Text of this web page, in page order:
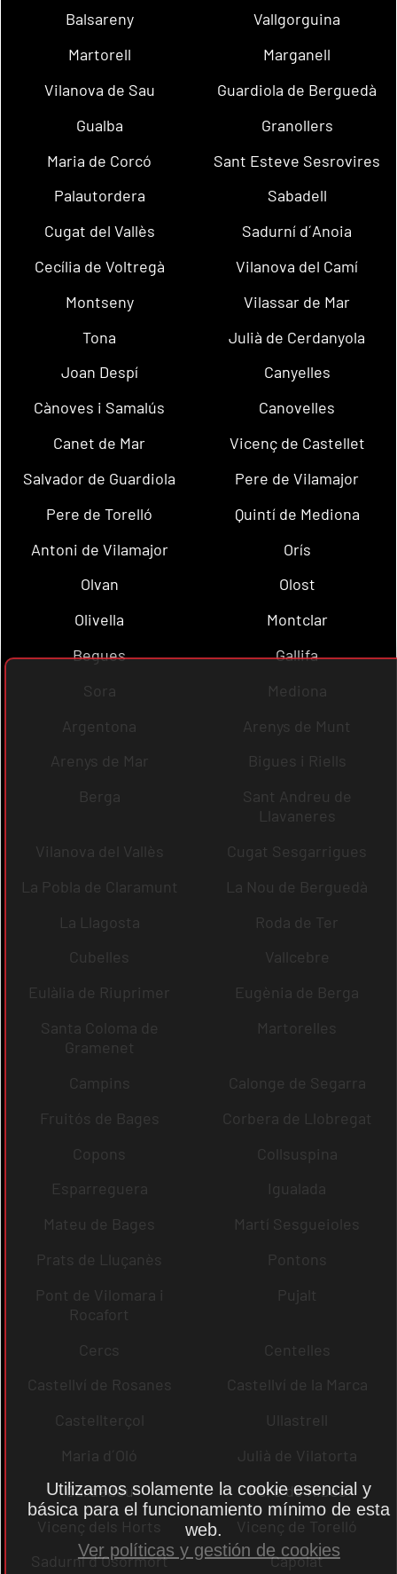
Balsareny
Vallgorguina
Martorell
Marganell
Vilanova de Sau
Guardiola de Berguedà
Gualba
Granollers
Maria de Corcó
Sant Esteve Sesrovires
Palautordera
Sabadell
Cugat del Vallès
Sadurní d´Anoia
Cecília de Voltregà
Vilanova del Camí
Montseny
Vilassar de Mar
Tona
Julià de Cerdanyola
Joan Despí
Canyelles
Cànoves i Samalús
Canovelles
Canet de Mar
Vicenç de Castellet
Salvador de Guardiola
Pere de Vilamajor
Pere de Torelló
Quintí de Mediona
Antoni de Vilamajor
Orís
Olvan
Olost
Olivella
Montclar
Begues
Gallifa
Sora
Mediona
Argentona
Arenys de Munt
Arenys de Mar
Bigues i Riells
Berga
Sant Andreu de
Llavaneres
Vilanova del Vallès
Cugat Sesgarrigues
La Pobla de Claramunt
La Nou de Berguedà
La Llagosta
Roda de Ter
Cubelles
Vallcebre
Eulàlia de Riuprimer
Eugènia de Berga
Santa Coloma de
Gramenet
Martorelles
Campins
Calonge de Segarra
Fruitós de Bages
Corbera de Llobregat
Copons
Collsuspina
Esparreguera
Igualada
Mateu de Bages
Martí Sesgueioles
Prats de Lluçanès
Pontons
Pont de Vilomara i
Rocafort
Pujalt
Cercs
Centelles
Castellví de Rosanes
Castellví de la Marca
Castellterçol
Ullastrell
Maria d´Oló
Julià de Vilatorta
Cardedeu
Pere de Ribes
Vicenç dels Horts
Vicenç de Torelló
Sadurní d´Osormort
Capolat
Utilizamos solamente la cookie esencial y
básica para el funcionamiento mínimo de esta
web.
Ver políticas y gestión de cookies